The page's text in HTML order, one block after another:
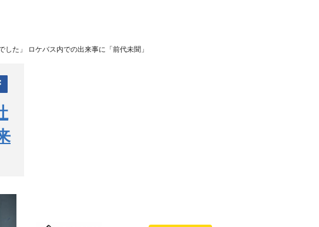
た」 ロケバス内での出来事に「前代未聞」